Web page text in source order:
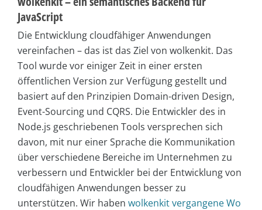
JavaScript
Die Entwicklung cloudfähiger Anwendungen
vereinfachen – das ist das Ziel von wolkenkit. Das
Tool wurde vor einiger Zeit in einer ersten
öffentlichen Version zur Verfügung gestellt und
basiert auf den Prinzipien Domain-driven Design,
Event-Sourcing und CQRS. Die Entwickler des in
Node.js geschriebenen Tools versprechen sich
davon, mit nur einer Sprache die Kommunikation
über verschiedene Bereiche im Unternehmen zu
verbessern und Entwickler bei der Entwicklung von
cloudfähigen Anwendungen besser zu
unterstützen. Wir haben wolkenkit vergangene Wo